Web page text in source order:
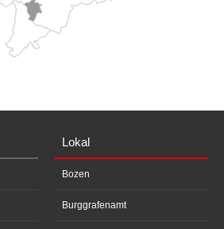
Lokal
Bozen
Burggrafenamt